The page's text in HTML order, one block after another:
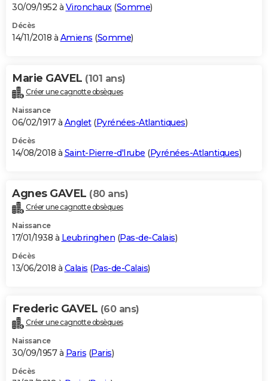
30/09/1952 à Vironchaux(Somme)
Décès
14/11/2018 à Amiens (Somme)
Marie GAVEL (101 ans)
Créer une cagnotte obsèques
Naissance
06/02/1917 à Anglet(Pyrénées-Atlantiques)
Décès
14/08/2018 à Saint-Pierre-d'Irube (Pyrénées-Atlantiques)
Agnes GAVEL (80 ans)
Créer une cagnotte obsèques
Naissance
17/01/1938 à Leubringhen (Pas-de-Calais)
Décès
13/06/2018 à Calais (Pas-de-Calais)
Frederic GAVEL (60 ans)
Créer une cagnotte obsèques
Naissance
30/09/1957 à Paris (Paris)
Décès